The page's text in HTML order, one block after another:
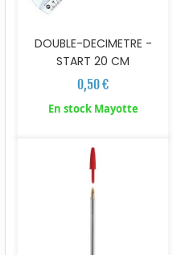
DOUBLE-DECIMETRE -
START 20 CM
0,50 €
En stock Mayotte